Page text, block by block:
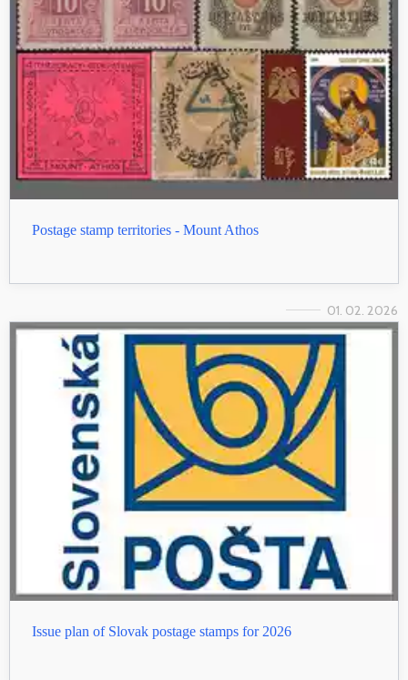
Postage stamp territories - Mount Athos
01. 02. 2026
Issue plan of Slovak postage stamps for 2026